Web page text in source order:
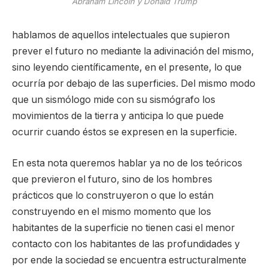
hablamos de aquellos intelectuales que supieron
prever el futuro no mediante la adivinación del mismo,
sino leyendo científicamente, en el presente, lo que
ocurría por debajo de las superficies. Del mismo modo
que un sismólogo mide con su sismógrafo los
movimientos de la tierra y anticipa lo que puede
ocurrir cuando éstos se expresen en la superficie.
En esta nota queremos hablar ya no de los teóricos
que previeron el futuro, sino de los hombres
prácticos que lo construyeron o que lo están
construyendo en el mismo momento que los
habitantes de la superficie no tienen casi el menor
contacto con los habitantes de las profundidades y
por ende la sociedad se encuentra estructuralmente